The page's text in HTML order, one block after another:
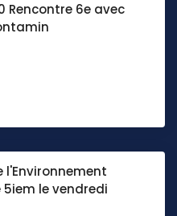
Rencontre 6e avec
l'Environnement
le vendredi